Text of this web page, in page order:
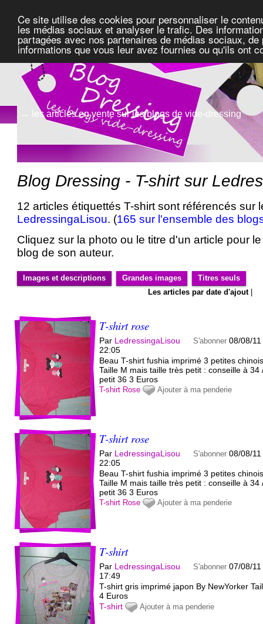
Ce site utilise des cookies pour personnaliser le
les médias sociaux et analyser le trafic. Des
partagées avec nos partenaires de médias sociaux,
informations que vous leur avez fournies ou qu'ils ont
→ les articles en vente sur les blogs de vide-dressing
Blog Dressing - T-shirt sur
12 articles étiquettés T-shirt sont référencés sur
LedressingaLisou. (165 sur l'ensemble des
Cliquez sur la photo ou le titre d'un article pour
blog de son auteur.
Images et descriptions Grandes images
Titres seuls
Les articles par date d'ajout|
T-shirt rose
Par LedressingaLisou S'abonner 08/08/11
22:05
Beau T-shirt fushia imprimé 3 petites
Taille M mais taille très petit : conseille à 34
petit 36 3 Euros
T-shirt Rose Ajouter à ma penderie
T-shirt rose
Par LedressingaLisou S'abonner 08/08/11
22:05
Beau T-shirt fushia imprimé 3 petites
Taille M mais taille très petit : conseille à 34
petit 36 3 Euros
T-shirt Rose Ajouter à ma penderie
T-shirt
Par LedressingaLisou S'abonner 07/08/11
17:49
T-shirt gris imprimé japon By NewYorker
4 Euros
T-shirt
Ajouter à ma penderie